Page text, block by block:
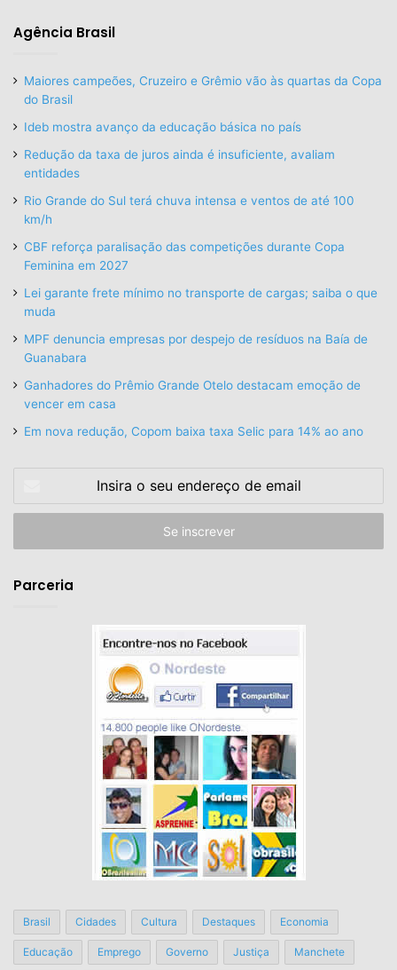
Agência Brasil
Maiores campeões, Cruzeiro e Grêmio vão às quartas da Copa
do Brasil
Ideb mostra avanço da educação básica no país
Redução da taxa de juros ainda é insuficiente, avaliam
entidades
Rio Grande do Sul terá chuva intensa e ventos de até 100
km/h
CBF reforça paralisação das competições durante Copa
Feminina em 2027
Lei garante frete mínimo no transporte de cargas; saiba o que
muda
MPF denuncia empresas por despejo de resíduos na Baía de
Guanabara
Ganhadores do Prêmio Grande Otelo destacam emoção de
vencer em casa
Em nova redução, Copom baixa taxa Selic para 14% ao ano
seu
de
Parceria
Brasil Cidades Cultura Destaques Economia
Educação Emprego Governo Justiça Manchete